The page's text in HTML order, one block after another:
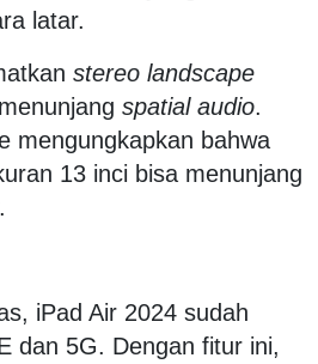
latar.
stereo landscape
spatial audio.
mengungkapkan bahwa
13 inci bisa menunjang
.
iPad Air 2024 sudah
dan 5G. Dengan fitur ini,